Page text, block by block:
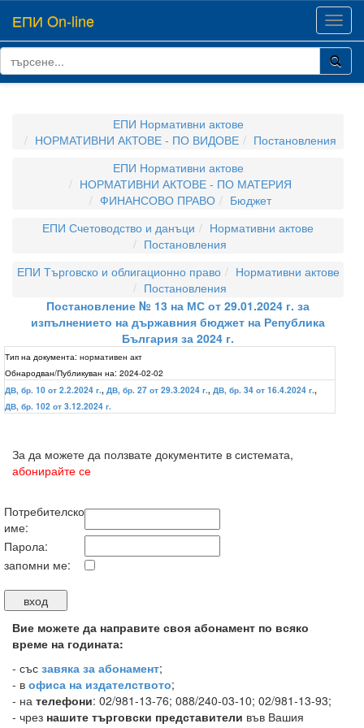
ЕПИ On-line
ЕПИ Нормативни актове
НОРМАТИВНИ АКТОВЕ - ПО ВИДОВЕ
Постановления
ЕПИ Нормативни актове
НОРМАТИВНИ АКТОВЕ - ПО МАТЕРИЯ
ФИНАНСОВО ПРАВО
Бюджет
ЕПИ Счетоводство и данъци
Нормативни актове
Постановления
ЕПИ Търговско и облигационно право
Нормативни актове
Постановления
Постановление № 13 на МС от 29.01.2024 г. за
изпълнението на държавния бюджет на Република
България за 2024 г.
Тип на документа: нормативен акт
Обнародван/Публикуван на: 2024-02-02
ДВ, бр. 10 от 2.2.2024 г., ДВ, бр. 27 от 29.3.2024 г., ДВ, бр. 34 от 16.4.2024 г.,
ДВ, бр. 102 от 3.12.2024 г.
За да можете да ползвате документите в системата,
абонирайте се
Потребителско
име:
Парола:
запомни ме:
Вие можете да направите своя абонамент по всяко
време на годината:
- със завяка за абонамент;
- в офиса на издателството;
- на телефони: 02/981-13-76; 088/240-03-10; 02/981-13-93;
- чрез нашите търговски представители във Вашия